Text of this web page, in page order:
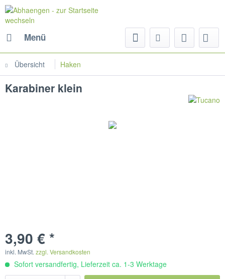
Menü
Übersicht Haken
Karabiner klein
3,90 € *
inkl. MwSt. zzgl. Versandkosten
Sofort versandfertig, Lieferzeit ca. 1-3 Werktage